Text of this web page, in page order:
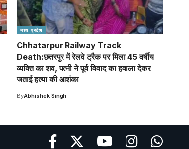
मध्य प्रदेश
Chhatarpur Railway Track
Death:छतरपुर में रेलवे ट्रैक पर मिला 45 वर्षीय
व्यक्ति का शव, पत्नी ने पूर्व विवाद का हवाला देकर
जताई हत्या की आशंका
ByAbhishek Singh